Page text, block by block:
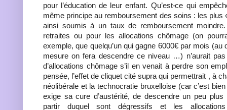
pour l’éducation de leur enfant. Qu’est-ce qui
même principe au remboursement des soins : les plus
ainsi soumis à un taux de remboursement
retraites ou pour les allocations chômage (on
exemple, que quelqu’un qui gagne 6000€ par mois (au
mesure on fera descendre ce niveau …) n’aurait
d’allocations chômage s’il en venait à perdre son
pensée, l’effet de cliquet cité supra qui permettrait , à
néolibérale et la technocratie bruxelloise (car c’est
exige sa cure d’austérité, de descendre un peu
partir duquel sont dégressifs et les